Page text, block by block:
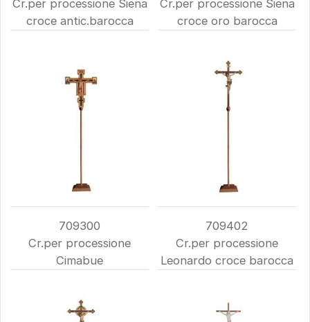
Cr.per processione Siena
croce antic.barocca
Cr.per processione Siena
croce oro barocca
709300
Cr.per processione
Cimabue
709402
Cr.per processione
Leonardo croce barocca